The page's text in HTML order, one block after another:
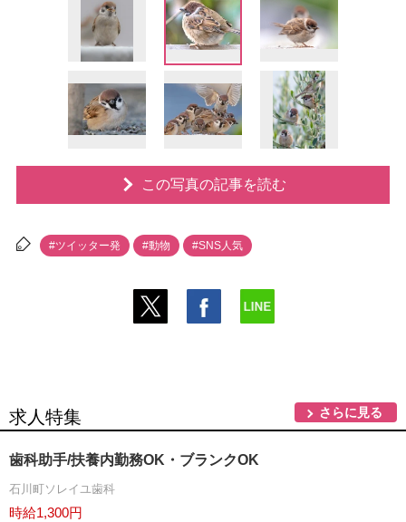
この写真の記事を読む
#ツイッター発 #動物 #SNS人気
求人特集 さらに見る
歯科助手/扶養内勤務OK・ブランクOK
石川町ソレイユ歯科
時給1,300円